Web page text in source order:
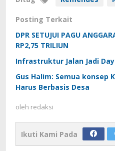
Posting Terkait
DPR SETUJUI PAGU
RP2,75 TRILIUN
Infrastruktur Jalan Jadi
Gus Halim: Semua konsep
Harus Berbasis Desa
oleh redaksi
Ikuti Kami Pada